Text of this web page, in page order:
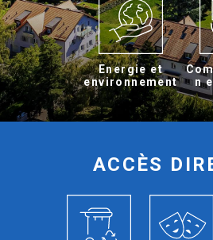
Energie et
environnement
n
ACCÈS